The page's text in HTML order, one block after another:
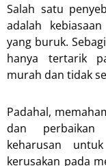
Salah satu
adalah
yang buruk.
hanya tertarik
murah dan tidak
Padahal,
dan
keharusan
kerusakan pada